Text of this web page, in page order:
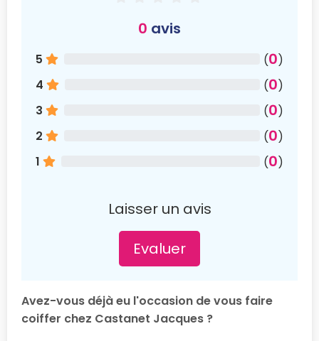
0 avis
5 (0)
4
(0)
3
(0)
2
(0)
1
(0)
Laisser un avis
Evaluer
Avez-vous déjà eu l'occasion de vous faire
coiffer chez Castanet Jacques ?